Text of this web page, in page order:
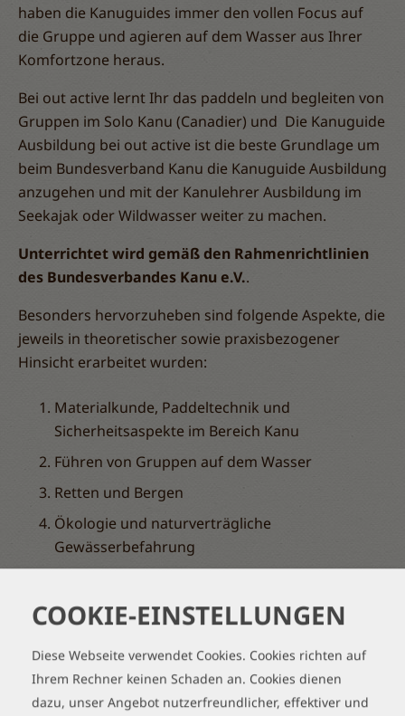
haben die Kanuguides immer den vollen Focus auf
die Gruppe und agieren auf dem Wasser aus Ihrer
Komfortzone heraus.
Bei out active lernt Ihr das paddeln und begleiten von
Gruppen im Solo Kanu (Canadier) und Die Kanuguide
Ausbildung bei out active ist die beste Grundlage um
beim Bundesverband Kanu die Kanuguide Ausbildung
anzugehen und mit der Kanulehrer Ausbildung im
Seekajak oder Wildwasser weiter zu machen.
Unterrichtet wird gemäß den Rahmenrichtlinien
des Bundesverbandes Kanu e.V..
Besonders hervorzuheben sind folgende Aspekte, die
jeweils in theoretischer sowie praxisbezogener
Hinsicht erarbeitet wurden:
Materialkunde, Paddeltechnik und
Sicherheitsaspekte im Bereich Kanu
Führen von Gruppen auf dem Wasser
Retten und Bergen
Ökologie und naturverträgliche
Gewässerbefahrung
Thema Kanu
Paddeltechnik:
handlerCOOKIE-EINSTELLUNGEN
Diese Webseite verwendet Cookies. Cookies richten auf
Ihrem Rechner keinen Schaden an. Cookies dienen
dazu, unser Angebot nutzerfreundlicher, effektiver und